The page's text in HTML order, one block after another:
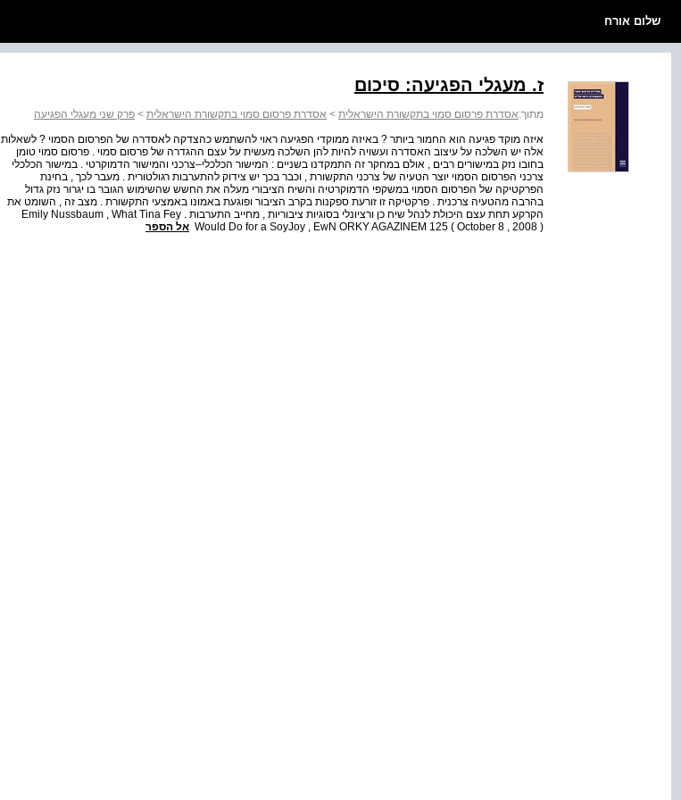
שלום אורח
ז. מעגלי הפגיעה: סיכום
מתוך:אסדרת פרסום סמוי בתקשורת הישראלית > אסדרת פרסום סמוי בתקשורת הישראלית > פרק שני מעגלי הפגיעה
איזה מוקד פגיעה הוא החמור ביותר ? באיזה ממוקדי הפגיעה ראוי להשתמש כהצדקה לאסדרה של הפרסום הסמוי ? לשאלות
אלה יש השלכה על עיצוב האסדרה ועשויה להיות להן השלכה מעשית על עצם ההגדרה של פרסום סמוי . פרסום סמוי טומן
בחובו נזק במישורים רבים , אולם במחקר זה התמקדנו בשניים : המישור הכלכלי–צרכני והמישור הדמוקרטי . במישור הכלכלי
צרכני הפרסום הסמוי יוצר הטעיה של צרכני התקשורת , וכבר בכך יש צידוק להתערבות רגולטורית . מעבר לכך , בחינת
הפרקטיקה של הפרסום הסמוי במשקפי הדמוקרטיה והשיח הציבורי מעלה את החשש שהשימוש הגובר בו יגרור נזק גדול
בהרבה מהטעיה צרכנית . פרקטיקה זו זורעת ספקנות בקרב הציבור ופוגעת באמונו באמצעי התקשורת . מצב זה , השומט את
הקרקע תחת עצם היכולת לנהל שיח כן ורציונלי בסוגיות ציבוריות , מחייב התערבות . Emily Nussbaum , What Tina Fey
Would Do for a SoyJoy , EwN ORKY AGAZINEM 125 ( October 8 , 2008 ) אל הספר